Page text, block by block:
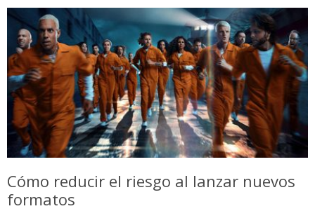
Cómo reducir el riesgo al lanzar nuevos
formatos